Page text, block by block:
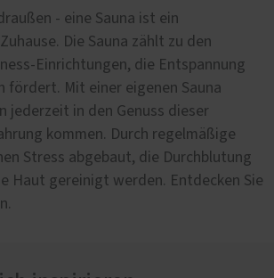
- eine Sauna ist ein
Die Sauna zählt zu den
Einrichtungen, die Entspannung
fördert. Mit einer eigenen Sauna
jederzeit in den Genuss dieser
kommen. Durch regelmäßige
Stress abgebaut, die Durchblutung
Haut gereinigt werden. Entdecken Sie